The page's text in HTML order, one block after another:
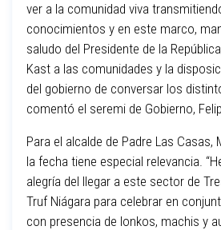
ver a la comunidad viva
conocimientos y en este marco,
saludo del Presidente de la
Kast a las comunidades y la
del gobierno de conversar los
comentó el seremi de Gobierno,
Para el alcalde de Padre Las Casas,
la fecha tiene especial relevancia.
alegría del llegar a este sector de
Truf Niágara para celebrar en
con presencia de lonkos, machis y